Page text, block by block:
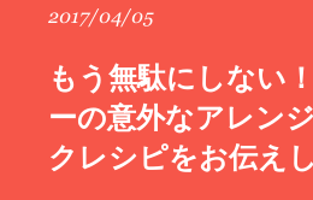
2017/04/05
もう無駄にしない
ーの意外なアレン
クレシピをお伝え